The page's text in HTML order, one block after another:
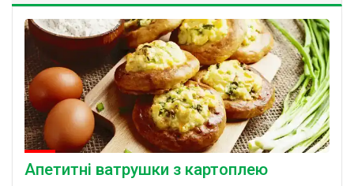
Апетитні ватрушки з картоплею